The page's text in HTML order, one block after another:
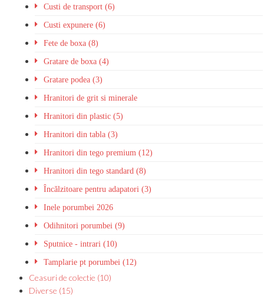
Custi de transport (6)
Custi expunere (6)
Fete de boxa (8)
Gratare de boxa (4)
Gratare podea (3)
Hranitori de grit si minerale
Hranitori din plastic (5)
Hranitori din tabla (3)
Hranitori din tego premium (12)
Hranitori din tego standard (8)
Încălzitoare pentru adapatori (3)
Inele porumbei 2026
Odihnitori porumbei (9)
Sputnice - intrari (10)
Tamplarie pt porumbei (12)
Ceasuri de colectie (10)
Diverse (15)